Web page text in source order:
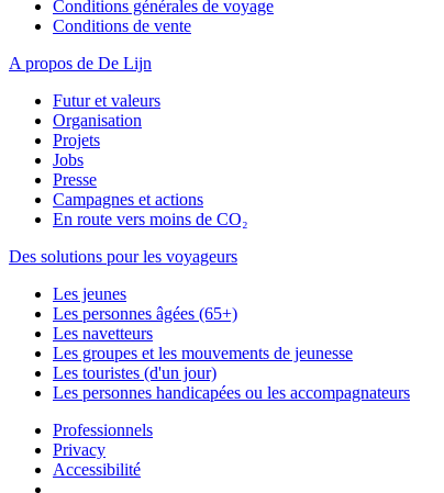
Conditions générales de voyage
Conditions de vente
A propos de De Lijn
Futur et valeurs
Organisation
Projets
Jobs
Presse
Campagnes et actions
En route vers moins de CO₂
Des solutions pour les voyageurs
Les jeunes
Les personnes âgées (65+)
Les navetteurs
Les groupes et les mouvements de jeunesse
Les touristes (d'un jour)
Les personnes handicapées ou les accompagnateurs
Professionnels
Privacy
Accessibilité